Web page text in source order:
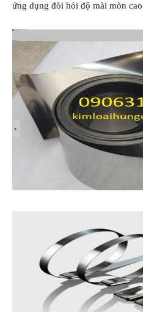
ứng dụng đòi hỏi độ mài mòn